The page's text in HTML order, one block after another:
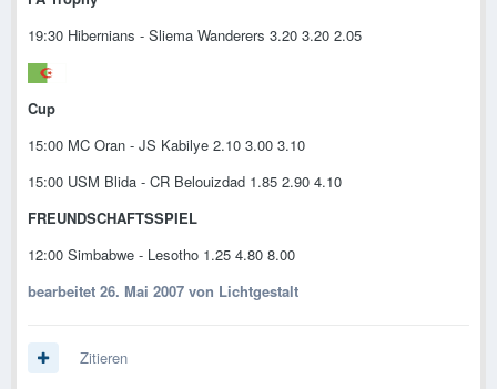
19:30 Hibernians - Sliema Wanderers 3.20 3.20 2.05
Cup
15:00 MC Oran - JS Kabilye 2.10 3.00 3.10
15:00 USM Blida - CR Belouizdad 1.85 2.90 4.10
FREUNDSCHAFTSSPIEL
12:00 Simbabwe - Lesotho 1.25 4.80 8.00
bearbeitet 26. Mai 2007 von Lichtgestalt
Zitieren